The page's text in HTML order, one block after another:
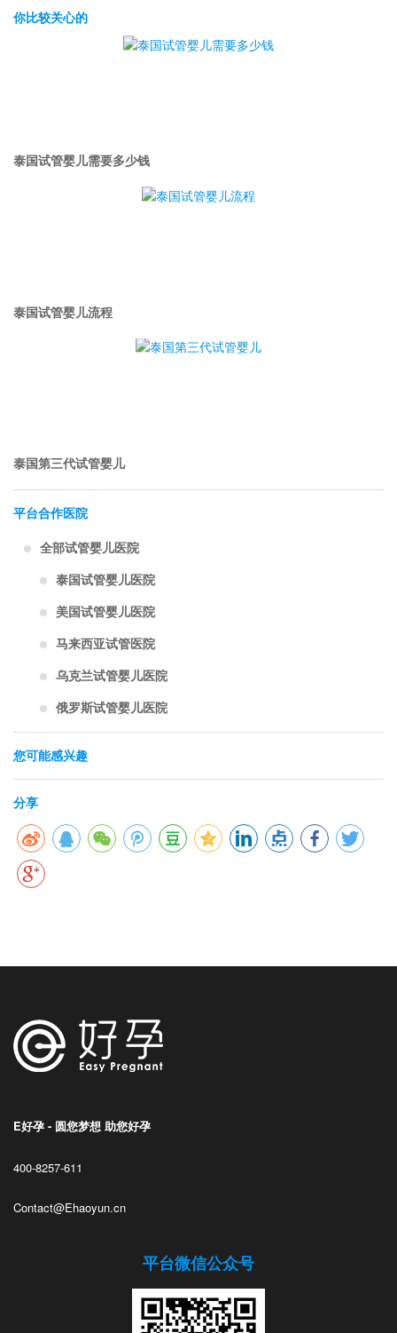
你比较关心的
泰国试管婴儿需要多少钱
泰国试管婴儿流程
泰国第三代试管婴儿
平台合作医院
全部试管婴儿医院
泰国试管婴儿医院
美国试管婴儿医院
马来西亚试管医院
乌克兰试管婴儿医院
俄罗斯试管婴儿医院
您可能感兴趣
分享
E好孕 - 圆您梦想 助您好孕
400-8257-611
Contact@Ehaoyun.cn
平台微信公众号